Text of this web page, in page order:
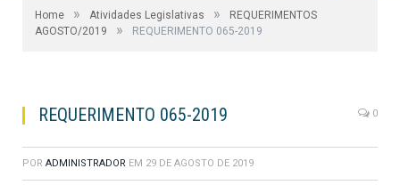
Home » Atividades Legislativas »
REQUERIMENTOS
AGOSTO/2019
» REQUERIMENTO 065-2019
REQUERIMENTO 065-2019 0
POR ADMINISTRADOR EM 29 DE AGOSTO DE 2019